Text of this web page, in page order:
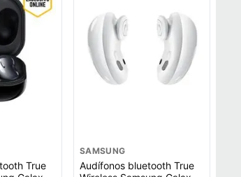
True
SAMSUNG
Audífonos bluetooth True